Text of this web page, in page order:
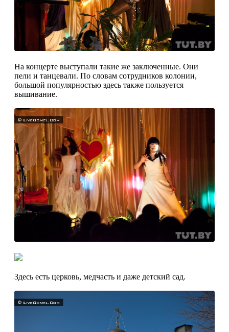
На концерте выступали такие же заключенные. Они
пели и танцевали. По словам сотрудников колонии,
большой популярностью здесь также пользуется
вышивание.
Здесь есть церковь, медчасть и даже детский сад.